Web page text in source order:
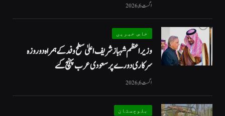
اگست 6, 2026
خاص خبریں
وزیراعظم شہبازشریف اعلیٰ سطح وفد کے ہمراہ دو روزه
سرکاری دورے پر سعودی عرب پہنچ گئے
اگست 6, 2026
بلوچستان